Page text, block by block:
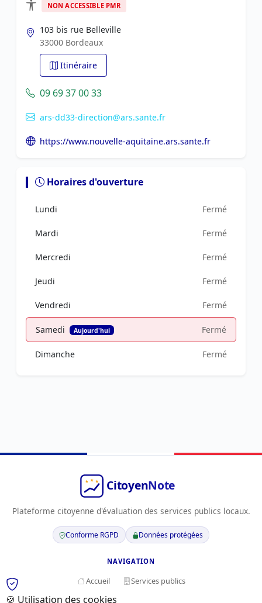
NON ACCESSIBLE PMR
103 bis rue Belleville
33000 Bordeaux
Itinéraire
09 69 37 00 33
ars-dd33-direction@ars.sante.fr
https://www.nouvelle-aquitaine.ars.sante.fr
Horaires d'ouverture
Lundi Fermé
Mardi Fermé
Mercredi Fermé
Jeudi Fermé
Vendredi Fermé
Samedi Aujourd'hui Fermé
Dimanche Fermé
Plateforme citoyenne d'évaluation des services publics locaux.
Conforme RGPD Données protégées
NAVIGATION
Accueil Services publics
🍪 Utilisation des cookies